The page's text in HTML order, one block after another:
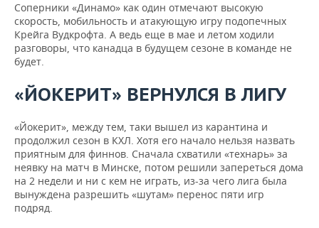
Соперники «Динамо» как один отмечают высокую
скорость, мобильность и атакующую игру подопечных
Крейга Вудкрофта. А ведь еще в мае и летом ходили
разговоры, что канадца в будущем сезоне в команде не
будет.
«ЙОКЕРИТ» ВЕРНУЛСЯ В ЛИГУ
«Йокерит», между тем, таки вышел из карантина и
продолжил сезон в КХЛ. Хотя его начало нельзя назвать
приятным для финнов. Сначала схватили «технарь» за
неявку на матч в Минске, потом решили запереться дома
на 2 недели и ни с кем не играть, из-за чего лига была
вынуждена разрешить «шутам» перенос пяти игр
подряд.